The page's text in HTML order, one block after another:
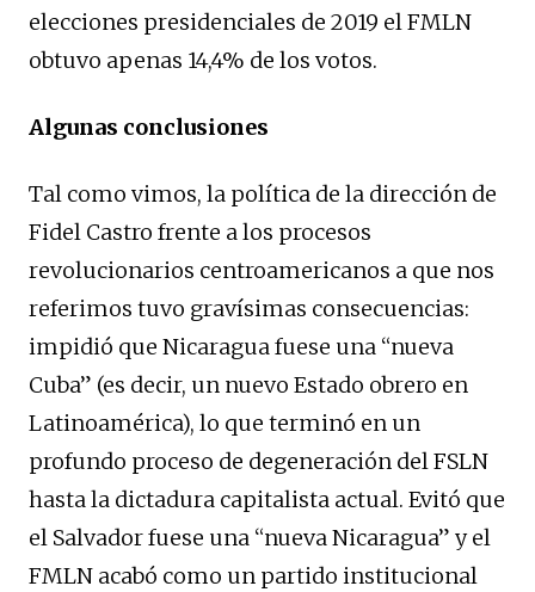
elecciones presidenciales de 2019 el FMLN
obtuvo apenas 14,4% de los votos.
Algunas conclusiones
Tal como vimos, la política de la dirección de
Fidel Castro frente a los procesos
revolucionarios centroamericanos a que nos
referimos tuvo gravísimas consecuencias:
impidió que Nicaragua fuese una “nueva
Cuba” (es decir, un nuevo Estado obrero en
Latinoamérica), lo que terminó en un
profundo proceso de degeneración del FSLN
hasta la dictadura capitalista actual. Evitó que
el Salvador fuese una “nueva Nicaragua” y el
FMLN acabó como un partido institucional